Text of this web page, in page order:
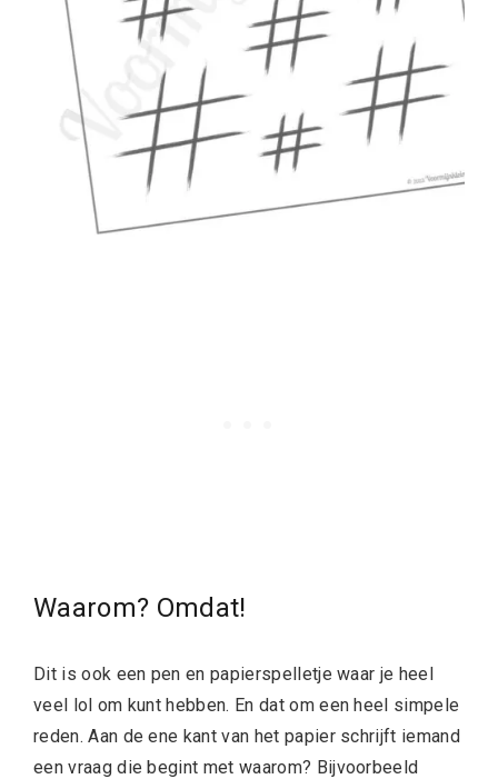
Waarom? Omdat!
Dit is ook een pen en papierspelletje waar je heel
veel lol om kunt hebben. En dat om een heel simpele
reden. Aan de ene kant van het papier schrijft iemand
een vraag die begint met waarom? Bijvoorbeeld